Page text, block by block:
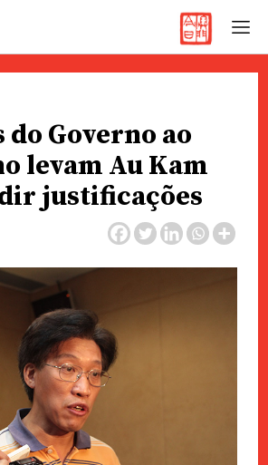
Governo ao
levam Au Kam
justificações